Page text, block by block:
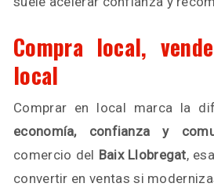
Compra local,
local
Comprar en local marca la
economía, confianza y
comercio del Baix Llobregat,
convertir en ventas si